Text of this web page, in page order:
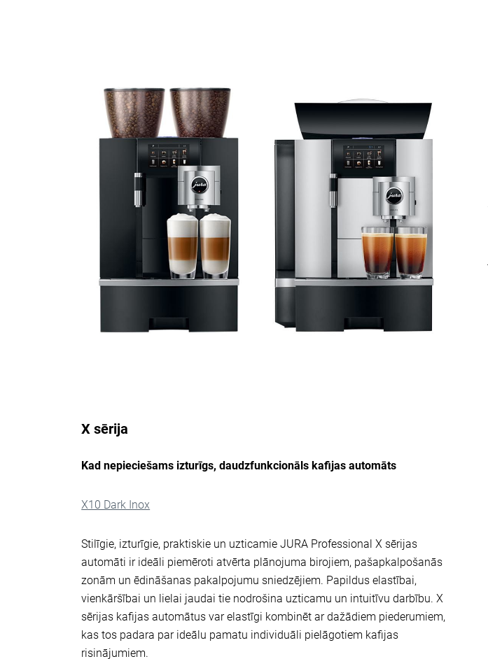
X sērija
Kad nepieciešams izturīgs, daudzfunkcionāls kafijas automāts
X10 Dark Inox
Stilīgie, izturīgie, praktiskie un uzticamie JURA Professional X sērijas
automāti ir ideāli piemēroti atvērta plānojuma birojiem, pašapkalpošanās
zonām un ēdināšanas pakalpojumu sniedzējiem. Papildus elastībai,
vienkāršībai un lielai jaudai tie nodrošina uzticamu un intuitīvu darbību. X
sērijas kafijas automātus var elastīgi kombinēt ar dažādiem piederumiem,
kas tos padara par ideālu pamatu individuāli pielāgotiem kafijas
risinājumiem.